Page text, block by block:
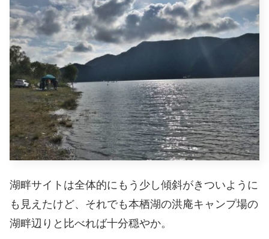
湖畔サイトは全体的にもう少し傾斜がきついように
も見えたけど、それでも本栖湖の洪庵キャンプ場の
湖畔辺りと比べれば十分穏やか。